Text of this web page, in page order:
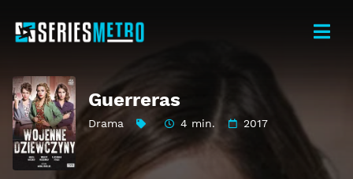
Guerreras
Drama 4 min. 2017